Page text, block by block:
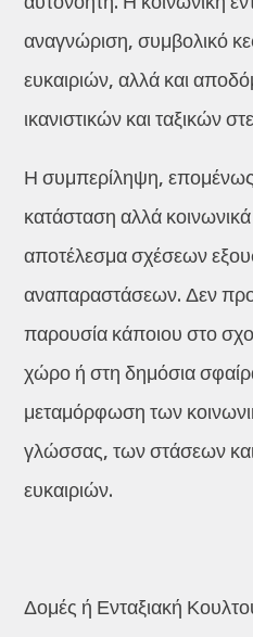
αναγνώριση, συμβολικό
ευκαιριών, αλλά και
ικανιστικών και ταξικών
Η συμπερίληψη,
κατάσταση αλλά
αποτέλεσμα σχέσεων
αναπαραστάσεων. Δεν
παρουσία κάποιου στο
χώρο ή στη δημόσια
μεταμόρφωση των
γλώσσας, των στάσεων
ευκαιριών.
Δομές ή Ενταξιακή